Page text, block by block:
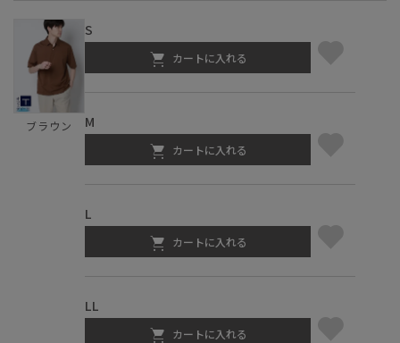
ブラウン
S
カートに入れる
M
カートに入れる
L
カートに入れる
LL
カートに入れる